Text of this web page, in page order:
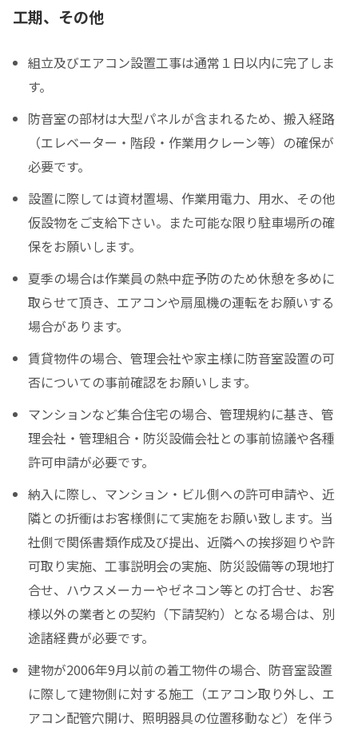
工期、その他
組立及びエアコン設置工事は通常１日以内に完了しま
す。
防音室の部材は大型パネルが含まれるため、搬入経路
（エレベーター・階段・作業用クレーン等）の確保が
必要です。
設置に際しては資材置場、作業用電力、用水、その他
仮設物をご支給下さい。また可能な限り駐車場所の確
保をお願いします。
夏季の場合は作業員の熱中症予防のため休憩を多めに
取らせて頂き、エアコンや扇風機の運転をお願いする
場合があります。
賃貸物件の場合、管理会社や家主様に防音室設置の可
否についての事前確認をお願いします。
マンションなど集合住宅の場合、管理規約に基き、管
理会社・管理組合・防災設備会社との事前協議や各種
許可申請が必要です。
納入に際し、マンション・ビル側への許可申請や、近
隣との折衝はお客様側にて実施をお願い致します。当
社側で関係書類作成及び提出、近隣への挨拶廻りや許
可取り実施、工事説明会の実施、防災設備等の現地打
合せ、ハウスメーカーやゼネコン等との打合せ、お客
様以外の業者との契約（下請契約）となる場合は、別
途諸経費が必要です。
建物が2006年9月以前の着工物件の場合、防音室設置
に際して建物側に対する施工（エアコン取り外し、エ
アコン配管穴開け、照明器具の位置移動など）を伴う